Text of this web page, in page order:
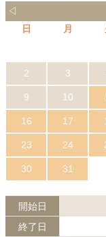
◁
日
月
2 3
9 10
16 17
23 24
30 31
開始日
終了日